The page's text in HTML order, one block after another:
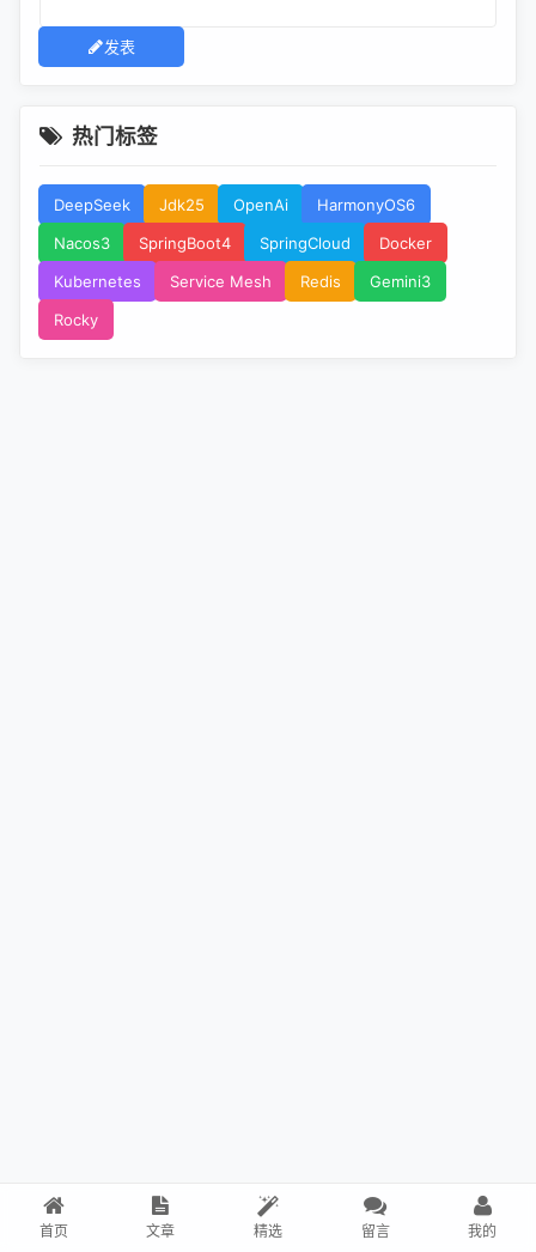
首页 文章 精选 留言 我的
发表
热门标签
DeepSeek Jdk25 OpenAi
HarmonyOS6
Nacos3
SpringBoot4 SpringCloud
Docker
Kubernetes
Service Mesh Redis
Gemini3
Rocky